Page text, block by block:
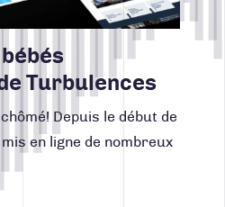
Turbulences
chômé! Depuis le début de
mis en ligne de nombreux